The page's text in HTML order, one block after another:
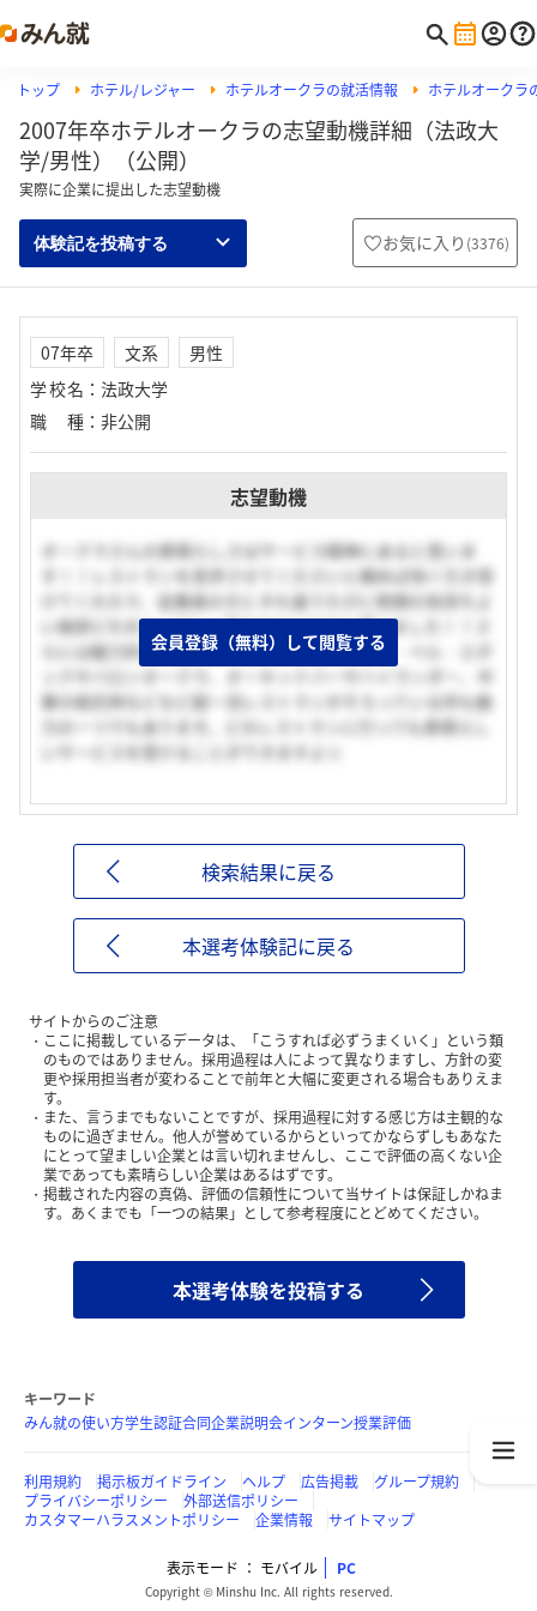
トップ ホテル/レジャー ホテルオークラの就活情報 ホテルオークラ
2007年卒ホテルオークラの志望動機詳細（法政大
学/男性）（公開）
実際に企業に提出した志望動機
体験記を投稿する お気に入り (3376)
07年卒 文系
男性
学校名 ： 法政大学
職種 ： 非公開
志望動機
オークラさんの素晴らしさはサービス精神にあると思いま
す！！レストランを見学させてくださいと頼めば快く引き受
けてくれたり、従業員の方とすれ違うたびに笑顔の気持ちよ
い挨拶どれをとっても一流のホテルだなと感じました！！さ
らには魅力的なレストランが多いことです。ラ・ベル・エポ
ックやバロンオークラ、オーキッドバーやハイランダー、中
華の桃花林などなど超一流レストランがそろっている所も魅
力の一つでもあります。どのレストランに行っても素晴らし
いサービスを受けることができますよ☆
会員登録（無料）して閲覧する
検索結果に戻る
本選考体験記に戻る
サイトからのご注意
ここに掲載しているデータは、「こうすれば必ずうまくいく」という類
のものではありません。採用過程は人によって異なりますし、方針の変
更や採用担当者が変わることで前年と大幅に変更される場合もありえま
す。
また、言うまでもないことですが、採用過程に対する感じ方は主観的な
ものに過ぎません。他人が誉めているからといってかならずしもあなた
にとって望ましい企業とは言い切れませんし、ここで評価の高くない企
業であっても素晴らしい企業はあるはずです。
掲載された内容の真偽、評価の信頼性について当サイトは保証しかねま
す。あくまでも「一つの結果」として参考程度にとどめてください。
本選考体験を投稿する
キーワード
みん就の使い方学生認証合同企業説明会インターン授業評価
利用規約 掲示板ガイドライン ヘルプ 広告掲載
グループ規約
プライバシーポリシー
外部送信ポリシー
カスタマーハラスメントポリシー
企業情報 サイトマップ
表示モード モバイル PC
Copyright © Minshu Inc. All rights reserved.